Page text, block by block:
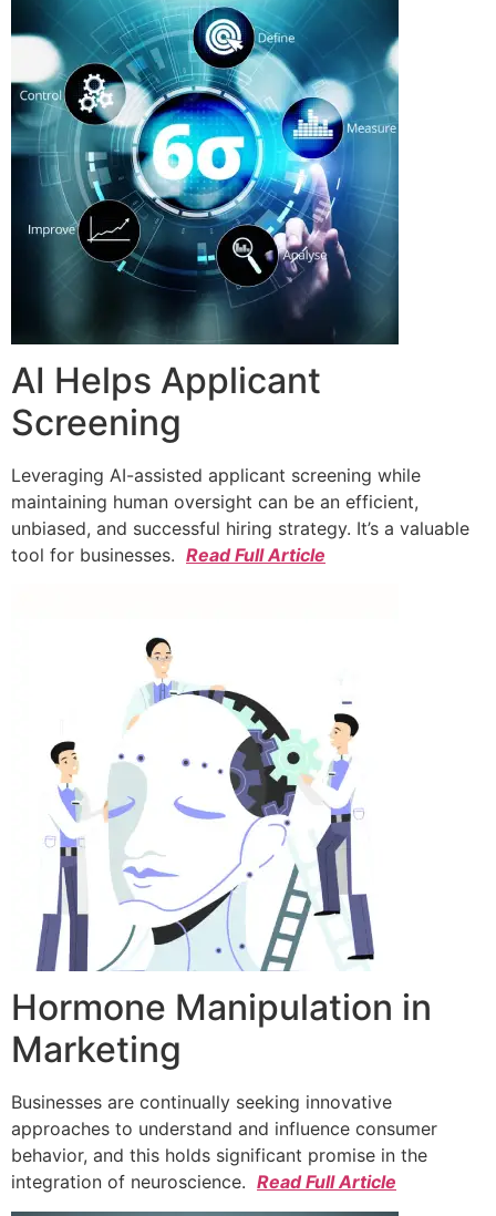
AI Helps Applicant
Screening
Leveraging AI-assisted applicant screening while
maintaining human oversight can be an efficient,
unbiased, and successful hiring strategy. It’s a valuable
tool for businesses. Read Full Article
Hormone Manipulation in
Marketing
Businesses are continually seeking innovative
approaches to understand and influence consumer
behavior, and this holds significant promise in the
integration of neuroscience. Read Full Article